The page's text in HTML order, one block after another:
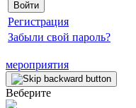
Регистрация
Забыли свой пароль?
мероприятия
Веберите